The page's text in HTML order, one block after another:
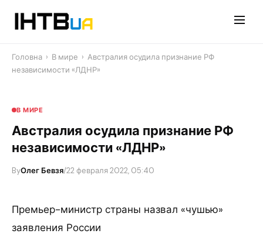
Головна › В мире › Австралия осудила признание РФ
независимости «ЛДНР»
В МИРЕ
Австралия осудила признание РФ
независимости «ЛДНР»
ByОлег Бевзя/22 февраля 2022, 05:40
Премьер-министр страны назвал «чушью»
заявления России